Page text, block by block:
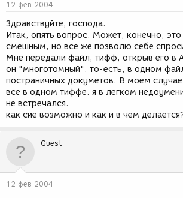
н
и
я
12 фев 2004
Здравствуйте, господа.
Итак, опять вопрос. Может, конечно, это
смешным, но все же позволю себе
Мне передали файл, тифф, открыв его в
он "многотомный". то-есть, в одном
постраничных докуметов. В моем
все в одном тиффе. я в легком
не встречался.
как сие возможно и как и в чем
Guest
12 фев 2004